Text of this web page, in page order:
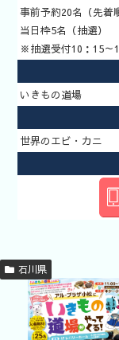
事前予約20名（先着
当日枠5名（抽選）
※抽選受付10：15～
いきもの道場
世界のエビ・カニ
石川県